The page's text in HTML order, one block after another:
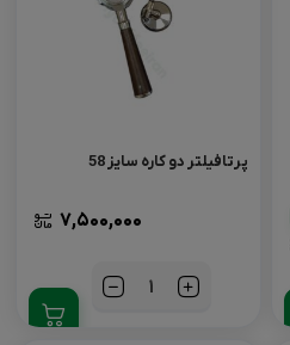
پرتافیلتر دو کاره سایز 58
۷,۵۰۰,۰۰۰
تعداد